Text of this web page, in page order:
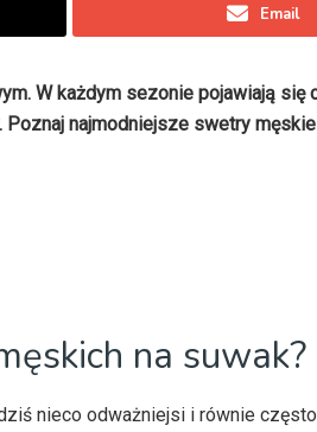
Email
W każdym sezonie pojawiają się
najmodniejsze swetry
na suwak?
nieco odważniejsi i równie